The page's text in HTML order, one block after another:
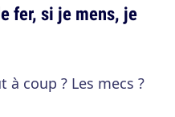
fer, si je mens, je
coup ? Les mecs ?